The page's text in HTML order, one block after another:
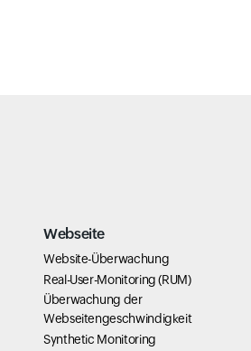
Webseite
Website-Überwachung
Real-User-Monitoring (RUM)
Überwachung der
Webseitengeschwindigkeit
Synthetic Monitoring